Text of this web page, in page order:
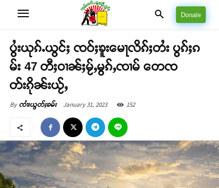
Donate
ပွႆးယုၵ်ႉယွင်ႈ ၸဝ်ႈၶူးမေႃလိၵ်ႈတႆး ပွၵ်ႈၵ
မ်း 47 တီႈဝၢၼ်ႈမႂ်ႇမွၵ်ႇၸၢမ် တေၸ
တ်းၵိုၼ်းယႂ်ႇ
By ၸၢႆးယွတ်ႈၶမ်း January 31, 2023 152